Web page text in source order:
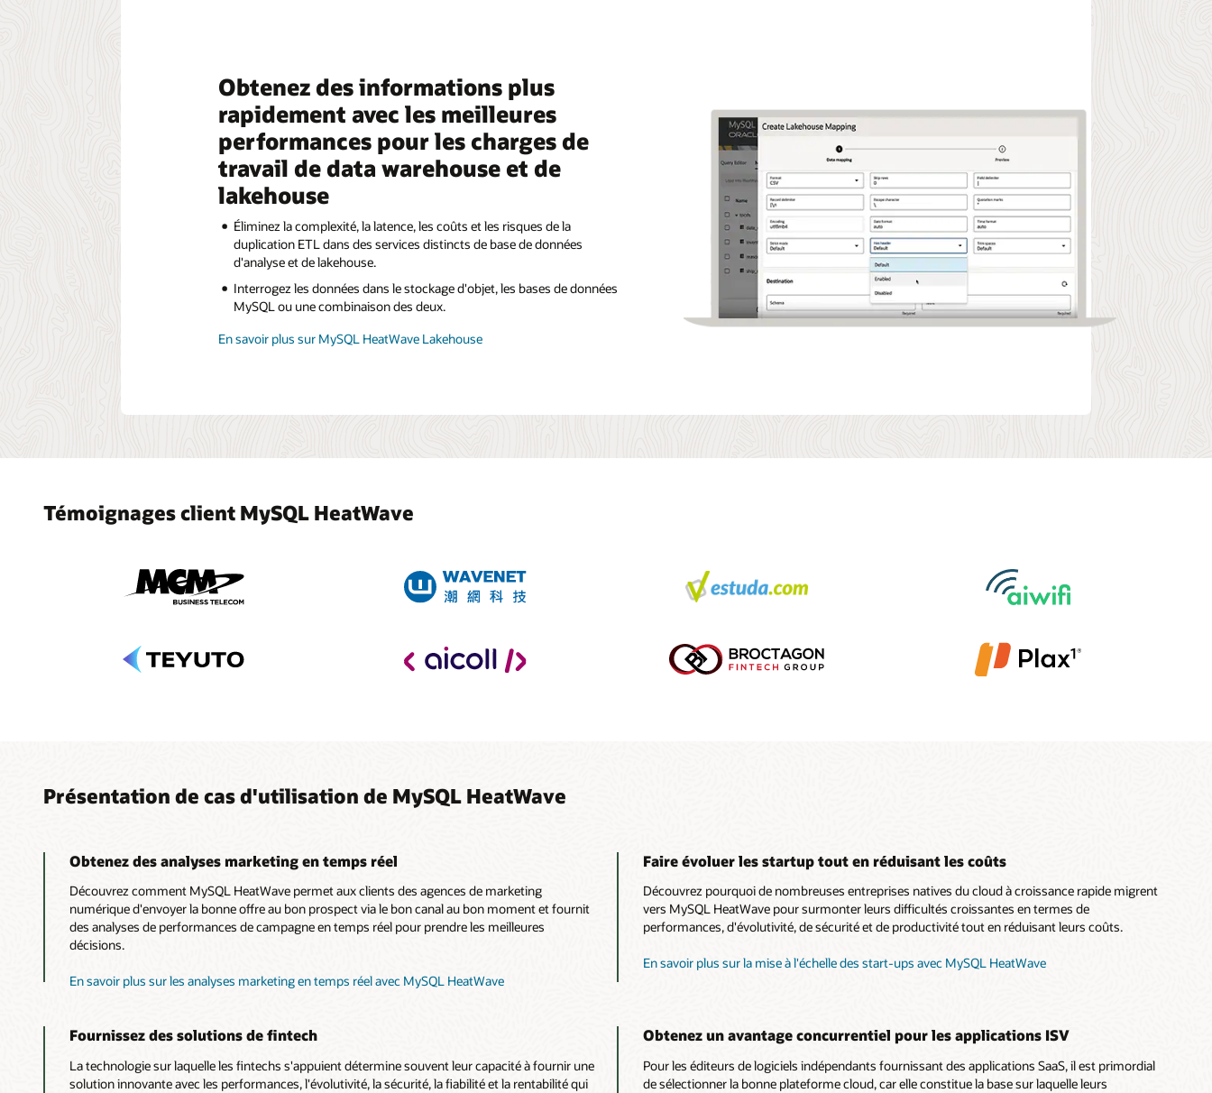
Obtenez des informations plus
rapidement avec les meilleures
performances pour les charges de
travail de data warehouse et de
lakehouse
Éliminez la complexité, la latence, les coûts et les risques de la
duplication ETL dans des services distincts de base de données
d'analyse et de lakehouse.
Interrogez les données dans le stockage d'objet, les bases de données
MySQL ou une combinaison des deux.
En savoir plus sur MySQL HeatWave Lakehouse
Témoignages client MySQL HeatWave
Présentation de cas d'utilisation de MySQL HeatWave
Obtenez des analyses marketing en temps réel
Découvrez comment MySQL HeatWave permet aux clients des agences de marketing
numérique d'envoyer la bonne offre au bon prospect via le bon canal au bon moment et fournit
des analyses de performances de campagne en temps réel pour prendre les meilleures
décisions.
En savoir plus sur les analyses marketing en temps réel avec MySQL HeatWave
Faire évoluer les startup tout en réduisant les coûts
Découvrez pourquoi de nombreuses entreprises natives du cloud à croissance rapide migrent
vers MySQL HeatWave pour surmonter leurs difficultés croissantes en termes de
performances, d'évolutivité, de sécurité et de productivité tout en réduisant leurs coûts.
En savoir plus sur la mise à l'échelle des start-ups avec MySQL HeatWave
Fournissez des solutions de fintech
La technologie sur laquelle les fintechs s'appuient détermine souvent leur capacité à fournir une
solution innovante avec les performances, l'évolutivité, la sécurité, la fiabilité et la rentabilité qui
Obtenez un avantage concurrentiel pour les applications ISV
Pour les éditeurs de logiciels indépendants fournissant des applications SaaS, il est primordial
de sélectionner la bonne plateforme cloud, car elle constitue la base sur laquelle leurs